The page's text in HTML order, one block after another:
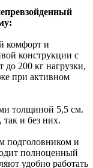
комфорт и
конструкции с
до 200 кг нагрузки,
при активном
толщиной 5,5 см.
и без них.
подголовником и
полноценный
удобно работать